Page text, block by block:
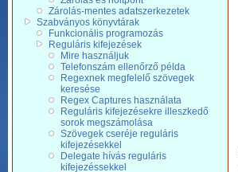
Zárolás-mentes adatszerkezetek
Szabványos könyvtárak
Funkcionális programozás
Reguláris kifejezések
Mire használjuk
Telefonszám ellenőrző példa
Regexnek megfelelő szövegek
keresése
Regex Captures használata
Reguláris kifejezésekre illeszkedő
sorok megszámolása
Szövegek cseréje reguláris
kifejezésekkel
Delegate hívás reguláris
kifejezéssekkel